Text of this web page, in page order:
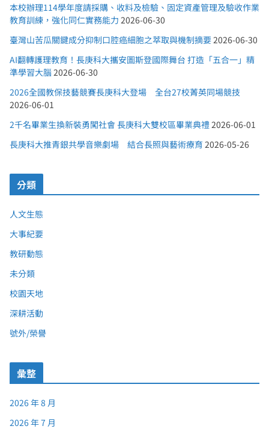
本校辦理114學年度請採購、收料及檢驗、固定資產管理及驗收作業
教育訓練，強化同仁實務能力 2026-06-30
臺灣山苦瓜關鍵成分抑制口腔癌細胞之萃取與機制摘要 2026-06-30
AI翻轉護理教育！長庚科大攜安圖斯登國際舞台 打造「五合一」精
準學習大腦 2026-06-30
2026全國教保技藝競賽長庚科大登場 全台27校菁英同場競技
2026-06-01
2千名畢業生換新裝勇闖社會 長庚科大雙校區畢業典禮 2026-06-01
長庚科大推青銀共學音樂劇場 結合長照與藝術療育 2026-05-26
分類
人文生態
大事紀要
教研動態
未分類
校園天地
深耕活動
號外/榮譽
彙整
2026 年 8 月
2026 年 7 月